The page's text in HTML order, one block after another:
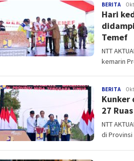
BERITANTT
Hari
Temef
NTT
kemarin
BERITANTT
Kunker
27
NTT
di